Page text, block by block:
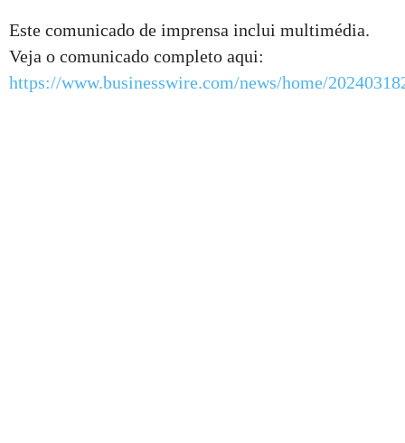
Este comunicado de imprensa inclui multimédia.
Veja o comunicado completo aqui:
https://www.businesswire.com/news/home/